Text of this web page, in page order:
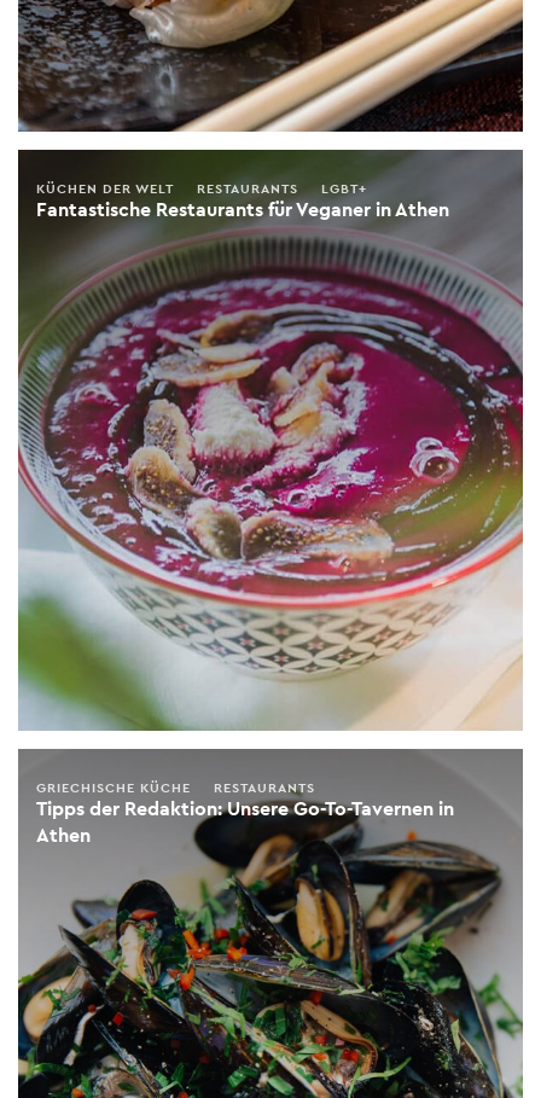
Fantastische Restaurants für Veganer in Athen
KÜCHEN DER WELT RESTAURANTS LGBT+
Tipps der Redaktion: Unsere Go-To-Tavernen in
Athen
GRIECHISCHE KÜCHE RESTAURANTS